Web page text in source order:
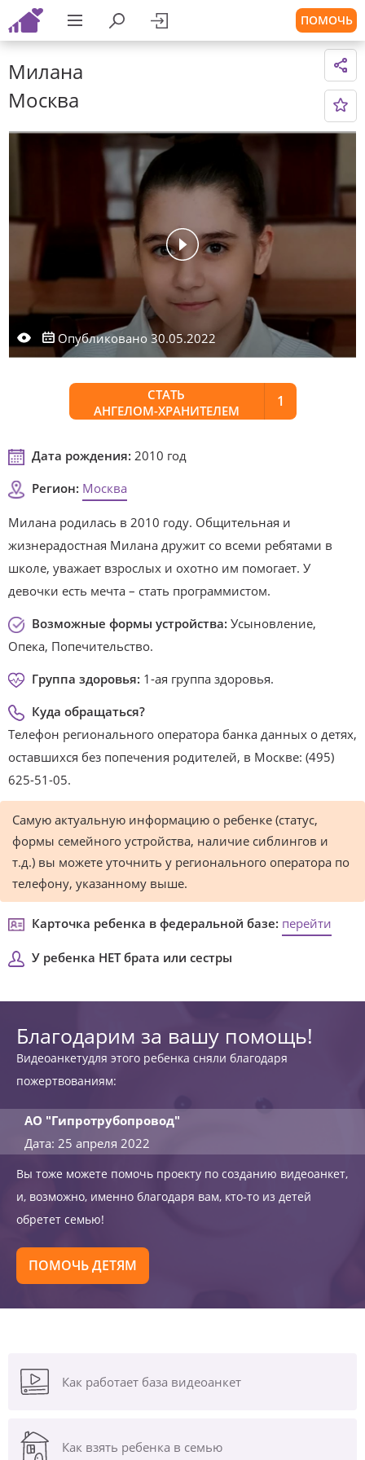
ПОМОЧЬ
Милана
Москва
Опубликовано 30.05.2022
СТАТЬ
АНГЕЛОМ-ХРАНИТЕЛЕМ
1
Дата рождения: 2010 год
Регион: Москва
Милана родилась в 2010 году. Общительная и
жизнерадостная Милана дружит со всеми ребятами в
школе, уважает взрослых и охотно им помогает. У
девочки есть мечта – стать программистом.
Возможные формы устройства: Усыновление,
Опека, Попечительство.
Группа здоровья: 1-ая группа здоровья.
Куда обращаться?
Телефон регионального оператора банка данных о детях,
оставшихся без попечения родителей, в Москве: (495)
625-51-05.
Самую актуальную информацию о ребенке (статус,
формы семейного устройства, наличие сиблингов и
т.д.) вы можете уточнить у регионального оператора по
телефону, указанному выше.
Карточка ребенка в федеральной базе: перейти
У ребенка НЕТ брата или сестры
Благодарим за вашу помощь!
Видеоанкетудля этого ребенка сняли благодаря
пожертвованиям:
АО "Гипротрубопровод"
Дата: 25 апреля 2022
Вы тоже можете помочь проекту по созданию видеоанкет,
и, возможно, именно благодаря вам, кто-то из детей
обретет семью!
ПОМОЧЬ ДЕТЯМ
Как работает база видеоанкет
Как взять ребенка в семью